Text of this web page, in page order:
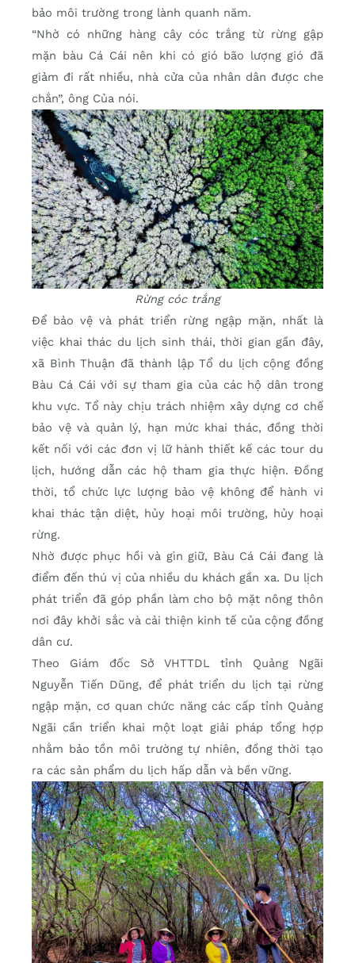
bảo môi trường trong lành quanh năm.
“Nhờ có những hàng cây cóc trắng từ rừng gập
mặn bàu Cá Cái nên khi có gió bão lượng gió đã
giảm đi rất nhiều, nhà cửa của nhân dân được che
chắn”, ông Của nói.
Rừng cóc trắng
Để bảo vệ và phát triển rừng ngập mặn, nhất là
việc khai thác du lịch sinh thái, thời gian gần đây,
xã Bình Thuận đã thành lập Tổ du lịch cộng đồng
Bàu Cá Cái với sự tham gia của các hộ dân trong
khu vực. Tổ này chịu trách nhiệm xây dựng cơ chế
bảo vệ và quản lý, hạn mức khai thác, đồng thời
kết nối với các đơn vị lữ hành thiết kế các tour du
lịch, hướng dẫn các hộ tham gia thực hiện. Đồng
thời, tổ chức lực lượng bảo vệ không để hành vi
khai thác tận diệt, hủy hoại môi trường, hủy hoại
rừng.
Nhờ được phục hồi và gìn giữ, Bàu Cá Cái đang là
điểm đến thú vị của nhiều du khách gần xa. Du lịch
phát triển đã góp phần làm cho bộ mặt nông thôn
nơi đây khởi sắc và cải thiện kinh tế của cộng đồng
dân cư.
Theo Giám đốc Sở VHTTDL tỉnh Quảng Ngãi
Nguyễn Tiến Dũng, để phát triển du lịch tại rừng
ngập mặn, cơ quan chức năng các cấp tỉnh Quảng
Ngãi cần triển khai một loạt giải pháp tổng hợp
nhằm bảo tồn môi trường tự nhiên, đồng thời tạo
ra các sản phẩm du lịch hấp dẫn và bền vững.